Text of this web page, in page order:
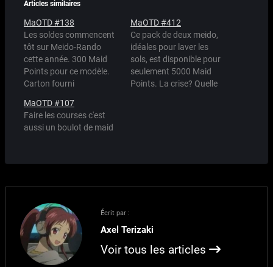
Articles similaires
MaOTD #138
Les soldes commencent
tôt sur Meido-Rando
cette année. 300 Maid
Points pour ce modèle.
Carton fourni
Maid Points
MaOTD #412
Ce pack de deux meido,
idéales pour laver les
sols, est disponible pour
seulement 5000 Maid
Points. La crise? Quelle
MaOTD #107
Faire les courses c'est
aussi un boulot de maid
Écrit par :
Axel Terizaki
Voir tous les articles